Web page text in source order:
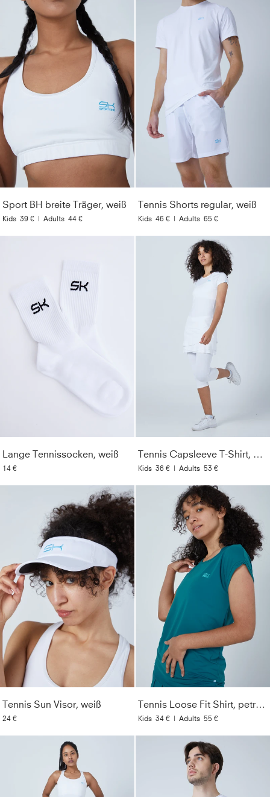
Sport BH breite Träger, weiß
Kids 39 € | Adults 44 €
Tennis Shorts regular, weiß
Kids 46 € | Adults 65 €
Lange Tennissocken, weiß
14 €
Tennis Capsleeve T-Shirt, weiß
Kids 36 € | Adults 53 €
Tennis Sun Visor, weiß
24 €
Tennis Loose Fit Shirt, petrol grün
Kids 34 € | Adults 55 €